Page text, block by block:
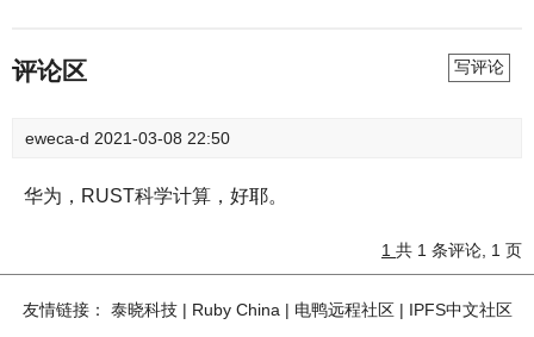
评论区 写评论
eweca-d 2021-03-08 22:50
华为，RUST科学计算，好耶。
1 共 1 条评论, 1 页
友情链接： 泰晓科技| Ruby China | 电鸭远程社区| IPFS中文社区